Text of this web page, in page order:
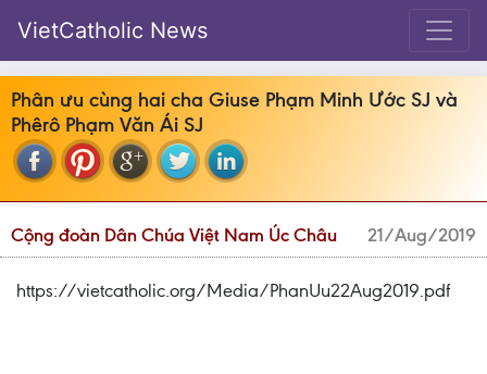
VietCatholic News
Phân ưu cùng hai cha Giuse Phạm Minh Ước SJ và
Phêrô Phạm Văn Ái SJ
Cộng đoàn Dân Chúa Việt Nam Úc Châu 21/Aug/2019
https://vietcatholic.org/Media/PhanUu22Aug2019.pdf